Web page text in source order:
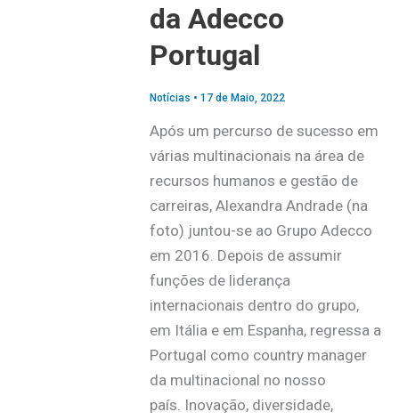
da Adecco
Portugal
Notícias • 17 de Maio, 2022
Após um percurso de sucesso em
várias multinacionais na área de
recursos humanos e gestão de
carreiras, Alexandra Andrade (na
foto) juntou-se ao Grupo Adecco
em 2016. Depois de assumir
funções de liderança
internacionais dentro do grupo,
em Itália e em Espanha, regressa a
Portugal como country manager
da multinacional no nosso
país. Inovação, diversidade,